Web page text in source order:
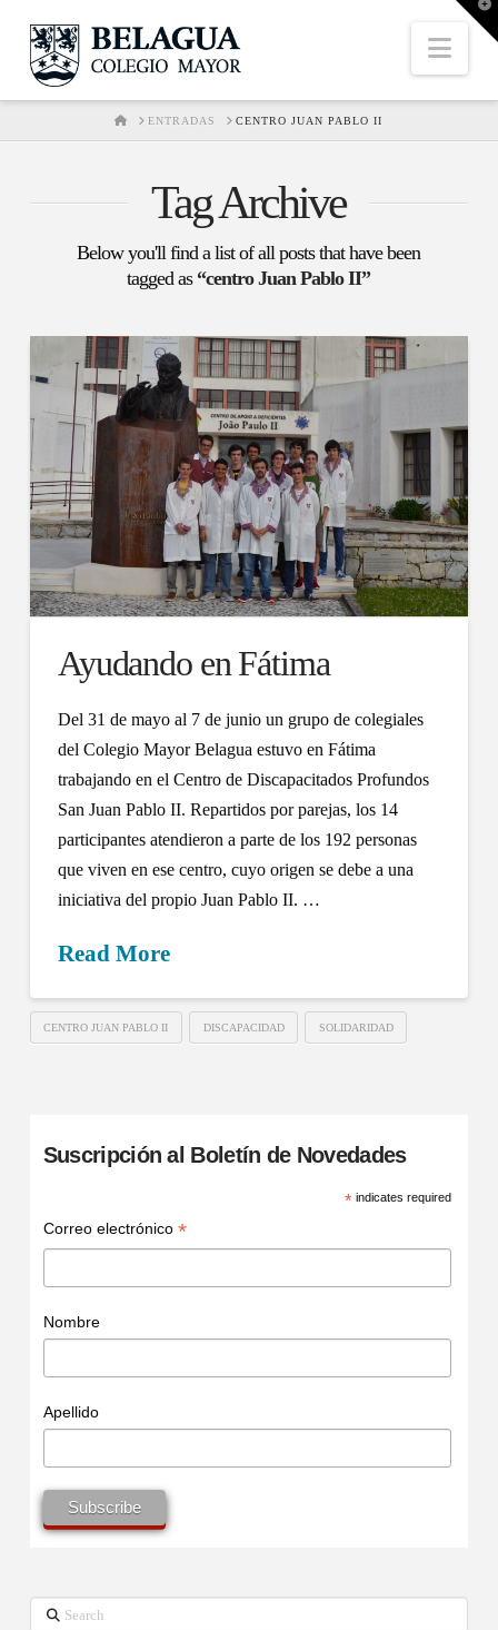
HOMEENTRADAS CENTRO JUAN PABLO II
Tag Archive
Below you'll find a list of all posts that have been
tagged as “centro Juan Pablo II”
Ayudando en Fátima
Del 31 de mayo al 7 de junio un grupo de colegiales
del Colegio Mayor Belagua estuvo en Fátima
trabajando en el Centro de Discapacitados Profundos
San Juan Pablo II. Repartidos por parejas, los 14
participantes atendieron a parte de los 192 personas
que viven en ese centro, cuyo origen se debe a una
iniciativa del propio Juan Pablo II. …
Read More
CENTRO JUAN PABLO II DISCAPACIDAD SOLIDARIDAD
Suscripción al Boletín de Novedades
*indicates required
Correo electrónico *
Nombre
Apellido
Search